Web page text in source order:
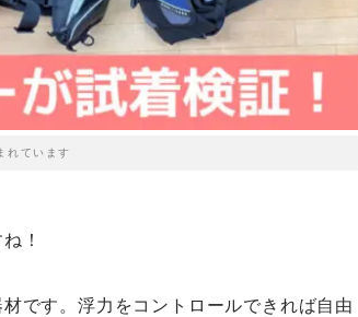
れています
！
材です。浮力をコントロールできれば自由